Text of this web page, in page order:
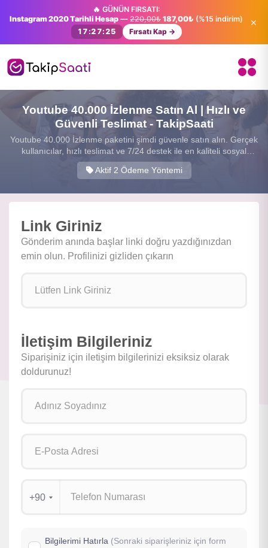
🔥 GÜNÜN FIRSATI:
Instagram 2020 Tarihli Hesap — 220,00₺ 187,00₺ (%15 indirim)
17:27:24
Fırsatı Kap →
×
Youtube 40.000 İzlenme Satın Al | Hızlı ve
Güvenli Teslimat - TakipSaati
Youtube 40.000 İzlenme paketini şimdi güvenle satın alın. Gerçek
kullanıcılar, hızlı teslimat ve 7/24 destek ile en kaliteli sosyal
medya hizmetini sunuyoruz.
Aktif 2 Ödeme Yöntemi
Link Giriniz
Gönderim anında başlar linki doğru yazdığınızdan
emin olun. Profilinizi gizliden çıkarın
İletişim Bilgileriniz
Siparişiniz için iletişim bilgilerinizi eksiksiz olarak
doldurunuz!
+90
Bilgilerimi Hatırla (Sonraki siparişleriniz için form